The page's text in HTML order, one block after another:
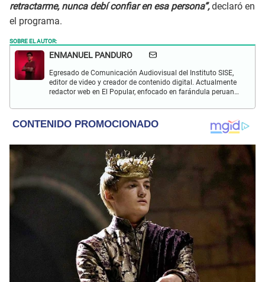
retractarme, nunca debí confiar en esa persona”,declaró en
el programa.
SOBRE EL AUTOR:
ENMANUEL PANDURO
Egresado de Comunicación Audiovisual del Instituto SISE,
editor de video y creador de contenido digital. Actualmente
redactor web en El Popular, enfocado en farándula peruana,